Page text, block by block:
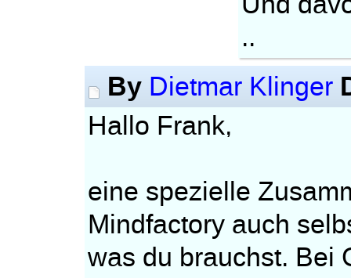
..
By Dietmar Klinger
Hallo Frank,
eine spezielle
Mindfactory auch
was du brauchst. Bei